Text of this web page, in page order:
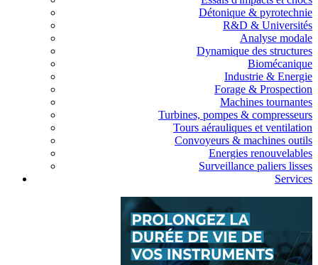
Détonique & pyrotechnie
R&D & Universités
Analyse modale
Dynamique des structures
Biomécanique
Industrie & Energie
Forage & Prospection
Machines tournantes
Turbines, pompes & compresseurs
Tours aérauliques et ventilation
Convoyeurs & machines outils
Energies renouvelables
Surveillance paliers lisses
Services